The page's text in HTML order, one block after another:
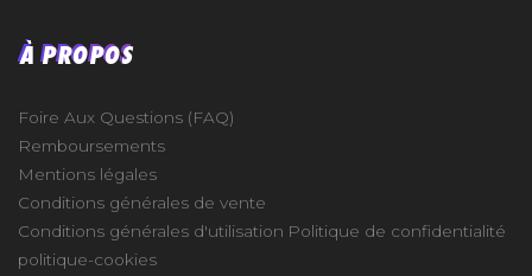
À PROPOS
Foire Aux Questions (FAQ)
Remboursements
Mentions légales
Conditions générales de vente
Conditions générales d'utilisation Politique de confidentialité
politique-cookies